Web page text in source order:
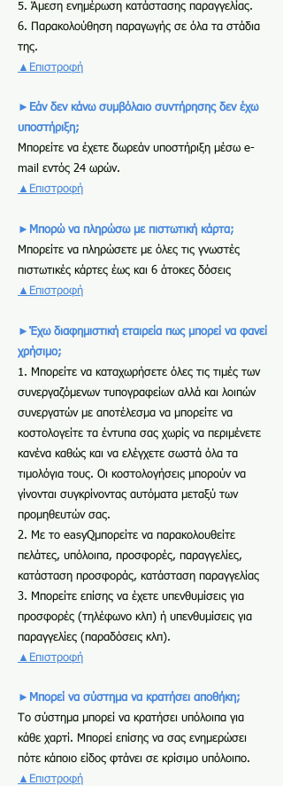
5. Άμεση ενημέρωση κατάστασης παραγγελίας.
6. Παρακολούθηση παραγωγής σε όλα τα στάδια
της.
▲Επιστροφή
►Εάν δεν κάνω συμβόλαιο συντήρησης δεν έχω
υποστήριξη;
Μπορείτε να έχετε δωρεάν υποστήριξη μέσω e-
mail εντός 24 ωρών.
▲Επιστροφή
►Μπορώ να πληρώσω με πιστωτική κάρτα;
Μπορείτε να πληρώσετε με όλες τις γνωστές
πιστωτικές κάρτες έως και 6 άτοκες δόσεις
▲Επιστροφή
► Έχω διαφημιστική εταιρεία πως μπορεί να φανεί
χρήσιμο;
1. Μπορείτε να καταχωρήσετε όλες τις τιμές των
συνεργαζόμενων τυπογραφείων αλλά και λοιπών
συνεργατών με αποτέλεσμα να μπορείτε να
κοστολογείτε τα έντυπα σας χωρίς να περιμένετε
κανένα καθώς και να ελέγχετε σωστά όλα τα
τιμολόγια τους. Οι κοστολογήσεις μπορούν να
γίνονται συγκρίνοντας αυτόματα μεταξύ των
προμηθευτών σας.
2. Με το easyQμπορείτε να παρακολουθείτε
πελάτες, υπόλοιπα, προσφορές, παραγγελίες,
κατάσταση προσφοράς, κατάσταση παραγγελίας
3. Μπορείτε επίσης να έχετε υπενθυμίσεις για
προσφορές (τηλέφωνο κλπ) ή υπενθυμίσεις για
παραγγελίες (παραδόσεις κλπ).
▲Επιστροφή
►Μπορεί να σύστημα να κρατήσει αποθήκη;
Το σύστημα μπορεί να κρατήσει υπόλοιπα για
κάθε χαρτί. Μπορεί επίσης να σας ενημερώσει
πότε κάποιο είδος φτάνει σε κρίσιμο υπόλοιπο.
▲Επιστροφή